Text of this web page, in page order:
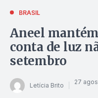
BRASIL
Aneel
conta de luz
setembro
Letícia Brito 27